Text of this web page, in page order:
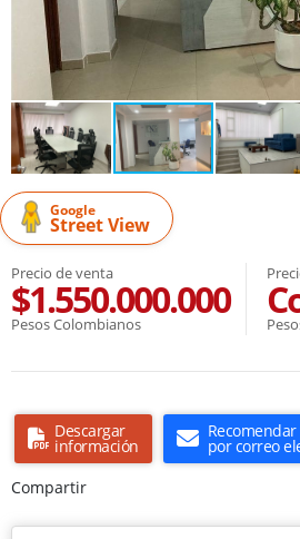
Google
Street View
Precio de venta
$1.550.000.000
Pesos Colombianos
Descargar
información
por correo
Compartir